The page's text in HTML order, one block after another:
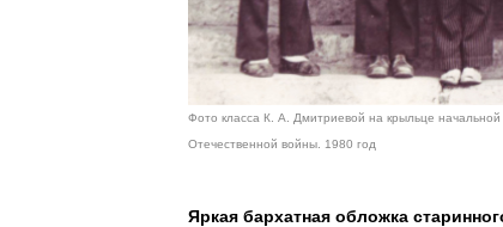
Фото класса К. А. Дмитриевой на крыльце
Отечественной войны. 1980 год
Яркая бархатная обложка